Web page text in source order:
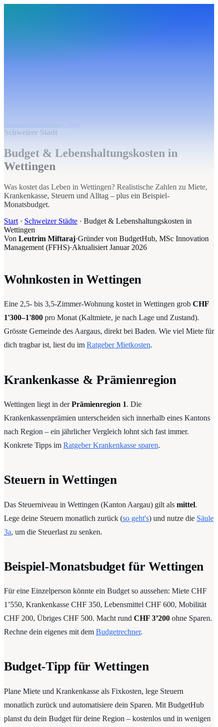
Schweizer Stadt
Budget & Lebenshaltungskosten in
Wettingen
Was kostet das Leben in Wettingen? Realistische Zahlen zu Miete,
Krankenkasse, Steuern und Alltag – plus ein Beispiel-
Monatsbudget.
Start · Schweizer Städte · Budget & Lebenshaltungskosten in
Wettingen
Von Leutrim Miftaraj·Gründer von BudgetHub, MSc Innovation
Management (FFHS)·Aktualisiert Januar 2026
Wohnkosten in Wettingen
Eine 2,5- bis 3,5-Zimmer-Wohnung kostet in Wettingen grob CHF
1'300–1'800 pro Monat (Kaltmiete, je nach Lage und Zustand).
Grösste Gemeinde des Aargaus, direkt bei Baden. Wie viel Miete für
dich tragbar ist, liest du im Ratgeber Mietkosten.
Krankenkasse & Prämienregion
Wettingen liegt in derPrämienregion 1. Die
Krankenkassenprämien unterscheiden sich innerhalb eines Kantons
nach Region – ein jährlicher Vergleich lohnt sich fast immer.
Konkrete Tipps im Ratgeber Krankenkasse sparen.
Steuern in Wettingen
Das Steuerniveau in Wettingen (Kanton Aargau) gilt als mittel.
Lege deine Steuern monatlich zurück (so geht's) und nutze die Säule
3a, um die Steuerlast zu senken.
Beispiel-Monatsbudget für Wettingen
Für eine Einzelperson könnte ein Budget so aussehen: Miete CHF
1’550, Krankenkasse CHF 350, Lebensmittel CHF 600, Mobilität
CHF 200, Übriges CHF 500. Macht rund CHF 3’200 ohne Sparen.
Rechne dein eigenes mit dem Budgetrechner.
Budget-Tipp für Wettingen
Plane Miete und Krankenkasse als Fixkosten, lege Steuern
monatlich zurück und automatisiere dein Sparen. Mit BudgetHub
planst du dein Budget für deine Region – kostenlos und in wenigen